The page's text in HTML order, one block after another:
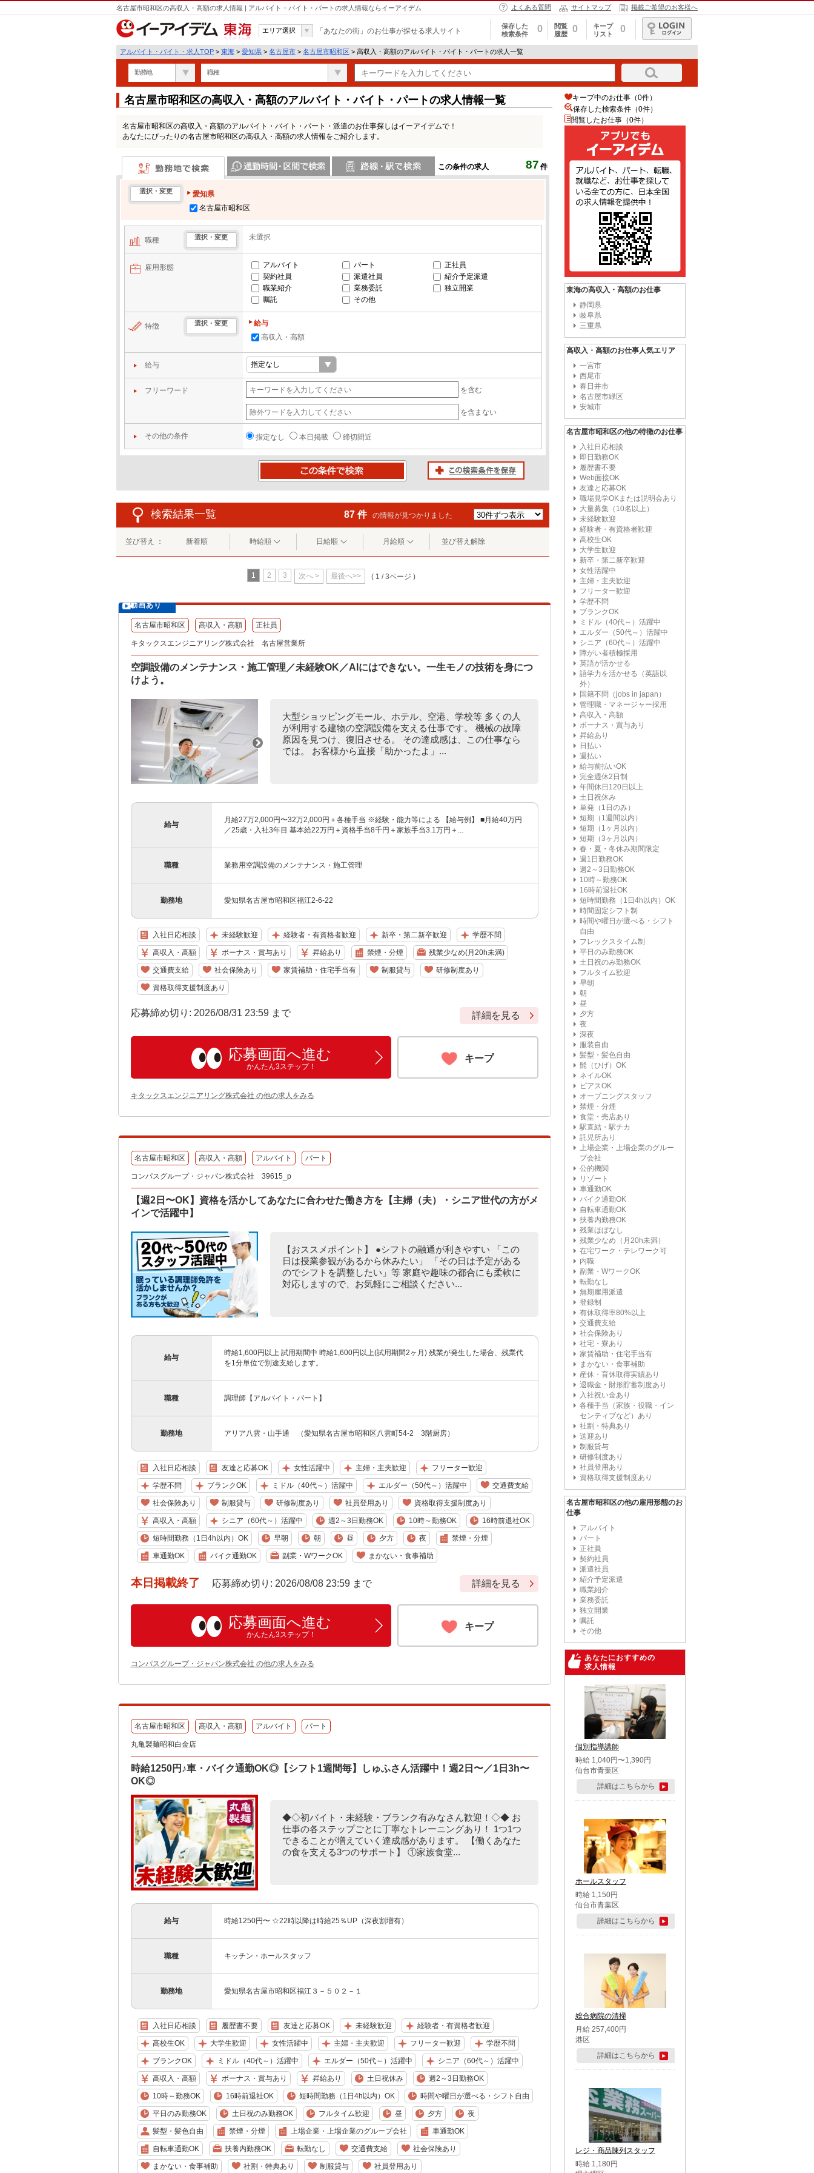
名古屋市昭和区の高収入・高額の求人情報 | アルバイト・バイト・パートの求人情報ならイーアイデム よくある質問 サイトマップ 掲載ご希望のお客様へ
東海
エリア選択 「あなたの街」のお仕事が探せる求人サイト
保存した
検索条件
0
閲覧
履歴
0
キープ
リスト
0
ログイン
アルバイト・バイト・求人TOP > 東海 > 愛知県 > 名古屋市 > 名古屋市昭和区 > 高収入・高額のアルバイト・バイト・パートの求人一覧
勤務地 職種
名古屋市昭和区の高収入・高額のアルバイト・バイト・パートの求人情報一覧
名古屋市昭和区の高収入・高額のアルバイト・バイト・パート・派遣のお仕事探しはイーアイデムで！
あなたにぴったりの名古屋市昭和区の高収入・高額の求人情報をご紹介します。
この条件の求人 87 件
勤務地で検索
選択・変更
愛知県
名古屋市昭和区
職種 選択・変更 未選択
雇用形態 アルバイト パート
正社員
契約社員
派遣社員
紹介予定派遣
職業紹介
業務委託
独立開業
嘱託
その他
特徴 選択・変更
給与
高収入・高額
給与
フリーワード を含む
を含まない
その他の条件 指定なし 本日掲載 締切間近
検索結果一覧 87 件 の情報が見つかりました
並び替え ： 新着順 時給順 日給順 月給順 並び替え解除
1 2 3 次へ > 最後へ>> ( 1 / 3ページ )
動画あり
名古屋市昭和区 高収入・高額 正社員
キタックスエンジニアリング株式会社 名古屋営業所
空調設備のメンテナンス・施工管理／未経験OK／AIにはできない。一生モノの技術を身につ
けよう。
大型ショッピングモール、ホテル、空港、学校等 多くの人
が利用する建物の空調設備を支える仕事です。 機械の故障
原因を見つけ、復旧させる。 その達成感は、この仕事なら
では。 お客様から直接「助かったよ」...
給与
月給27万2,000円〜32万2,000円＋各種手当 ※経験・能力等による 【給与例】 ■月給40万円
／25歳・入社3年目 基本給22万円＋資格手当8千円＋家族手当3.1万円＋...
職種 業務用空調設備のメンテナンス・施工管理
勤務地 愛知県名古屋市昭和区福江2-6-22
入社日応相談 未経験歓迎 経験者・有資格者歓迎 新卒・第二新卒歓迎 学歴不問
高収入・高額 ボーナス・賞与あり 昇給あり 禁煙・分煙 残業少なめ(月20h未満)
交通費支給 社会保険あり 家賃補助・住宅手当有 制服貸与 研修制度あり
資格取得支援制度あり
応募締め切り: 2026/08/31 23:59 まで 詳細を見る
応募画面へ進む
かんたん3ステップ！
キープ
キタックスエンジニアリング株式会社 の他の求人をみる
名古屋市昭和区 高収入・高額 アルバイト パート
コンパスグループ・ジャパン株式会社 39615_p
【週2日〜OK】資格を活かしてあなたに合わせた働き方を【主婦（夫）・シニア世代の方がメ
インで活躍中】
【おススメポイント】 ●シフトの融通が利きやすい 「この
日は授業参観があるから休みたい」 「その日は予定がある
のでシフトを調整したい」等 家庭や趣味の都合にも柔軟に
対応しますので、お気軽にご相談ください...
給与
時給1,600円以上 試用期間中 時給1,600円以上(試用期間2ヶ月) 残業が発生した場合、残業代
を1分単位で別途支給します。
職種 調理師【アルバイト・パート】
勤務地 アリア八雲・山手通 （愛知県名古屋市昭和区八雲町54-2 3階厨房）
入社日応相談 友達と応募OK 女性活躍中 主婦・主夫歓迎 フリーター歓迎
学歴不問 ブランクOK ミドル（40代～）活躍中 エルダー（50代～）活躍中 交通費支給
社会保険あり 制服貸与 研修制度あり 社員登用あり 資格取得支援制度あり
高収入・高額 シニア（60代～）活躍中 週2～3日勤務OK 10時～勤務OK 16時前退社OK
短時間勤務（1日4h以内）OK 早朝 朝 昼 夕方 夜 禁煙・分煙
車通勤OK バイク通勤OK 副業・WワークOK まかない・食事補助
本日掲載終了 応募締め切り: 2026/08/08 23:59 まで 詳細を見る
応募画面へ進む
かんたん3ステップ！
キープ
コンパスグループ・ジャパン株式会社 の他の求人をみる
名古屋市昭和区 高収入・高額 アルバイト パート
丸亀製麺昭和白金店
時給1250円♪車・バイク通勤OK◎【シフト1週間毎】しゅふさん活躍中！週2日〜／1日3h〜
OK◎
◆◇初バイト・未経験・ブランク有みなさん歓迎！◇◆ お
仕事の各ステップごとに丁寧なトレーニングあり！ 1つ1つ
できることが増えていく達成感があります。 【働くあなた
の食を支える3つのサポート】 ①家族食堂...
給与 時給1250円〜 ☆22時以降は時給25％UP（深夜割増有）
職種 キッチン・ホールスタッフ
勤務地 愛知県名古屋市昭和区福江３－５０２－１
入社日応相談 履歴書不要 友達と応募OK 未経験歓迎 経験者・有資格者歓迎
高校生OK 大学生歓迎 女性活躍中 主婦・主夫歓迎 フリーター歓迎 学歴不問
ブランクOK ミドル（40代～）活躍中 エルダー（50代～）活躍中 シニア（60代～）活躍中
高収入・高額 ボーナス・賞与あり 昇給あり 土日祝休み 週2～3日勤務OK
10時～勤務OK 16時前退社OK 短時間勤務（1日4h以内）OK 時間や曜日が選べる・シフト自由
平日のみ勤務OK 土日祝のみ勤務OK フルタイム歓迎 昼 夕方 夜
髪型・髪色自由 禁煙・分煙 上場企業・上場企業のグループ会社 車通勤OK
自転車通勤OK 扶養内勤務OK 転勤なし 交通費支給 社会保険あり
まかない・食事補助 社割・特典あり 制服貸与 社員登用あり
キープ中のお仕事（0件）
保存した検索条件（0件）
閲覧したお仕事（0件）
東海の高収入・高額のお仕事
静岡県
岐阜県
三重県
高収入・高額のお仕事人気エリア
一宮市
西尾市
春日井市
名古屋市緑区
安城市
名古屋市昭和区の他の特徴のお仕事
入社日応相談
即日勤務OK
履歴書不要
Web面接OK
友達と応募OK
職場見学OKまたは説明会あり
大量募集（10名以上）
未経験歓迎
経験者・有資格者歓迎
高校生OK
大学生歓迎
新卒・第二新卒歓迎
女性活躍中
主婦・主夫歓迎
フリーター歓迎
学歴不問
ブランクOK
ミドル（40代～）活躍中
エルダー（50代～）活躍中
シニア（60代～）活躍中
障がい者積極採用
英語が活かせる
語学力を活かせる（英語以
外）
国籍不問（jobs in japan）
管理職・マネージャー採用
高収入・高額
ボーナス・賞与あり
昇給あり
日払い
週払い
給与前払いOK
完全週休2日制
年間休日120日以上
土日祝休み
単発（1日のみ）
短期（1週間以内）
短期（1ヶ月以内）
短期（3ヶ月以内）
春・夏・冬休み期間限定
週1日勤務OK
週2～3日勤務OK
10時～勤務OK
16時前退社OK
短時間勤務（1日4h以内）OK
時間固定シフト制
時間や曜日が選べる・シフト
自由
フレックスタイム制
平日のみ勤務OK
土日祝のみ勤務OK
フルタイム歓迎
早朝
朝
昼
夕方
夜
深夜
服装自由
髪型・髪色自由
髭（ひげ）OK
ネイルOK
ピアスOK
オープニングスタッフ
禁煙・分煙
食堂・売店あり
駅直結・駅チカ
託児所あり
上場企業・上場企業のグルー
プ会社
公的機関
リゾート
車通勤OK
バイク通勤OK
自転車通勤OK
扶養内勤務OK
残業ほぼなし
残業少なめ（月20h未満）
在宅ワーク・テレワーク可
内職
副業・WワークOK
転勤なし
無期雇用派遣
登録制
有休取得率80%以上
交通費支給
社会保険あり
社宅・寮あり
家賃補助・住宅手当有
まかない・食事補助
産休・育休取得実績あり
退職金・財形貯蓄制度あり
入社祝い金あり
各種手当（家族・役職・イン
センティブなど）あり
社割・特典あり
送迎あり
制服貸与
研修制度あり
社員登用あり
資格取得支援制度あり
名古屋市昭和区の他の雇用形態のお
仕事
アルバイト
パート
正社員
契約社員
派遣社員
紹介予定派遣
職業紹介
業務委託
独立開業
嘱託
その他
あなたにおすすめの
求人情報
個別指導講師
時給 1,040円〜1,390円
仙台市青葉区
詳細はこちらから
ホールスタッフ
時給 1,150円
仙台市青葉区
詳細はこちらから
総合病院の清掃
月給 257,400円
港区
詳細はこちらから
レジ・商品陳列スタッフ
時給 1,180円